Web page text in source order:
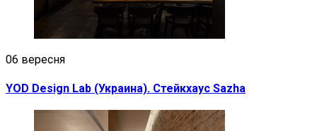
06 вересня
YOD Design Lab (Украина). Стейкхаус Sazha